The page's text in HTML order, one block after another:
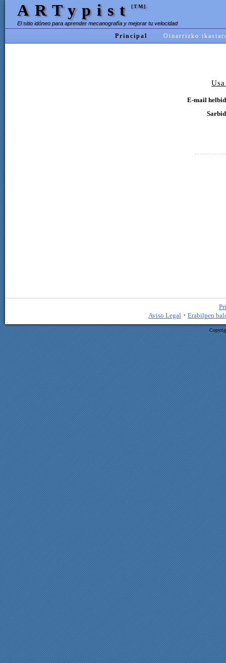
ARTypist [TM]
El sitio idóneo para aprender mecanografía y mejorar tu velocidad
Principal Oinarrizko
E-mail
Aviso Legal · Erabilpen